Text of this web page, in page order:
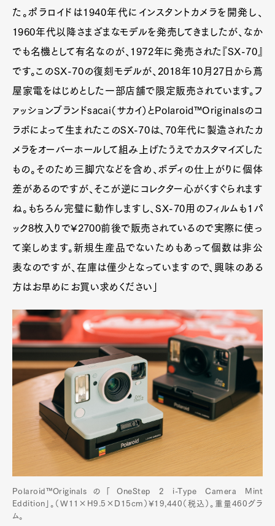
た。ポラロイドは1940年代にインスタントカメラを開発し、
1960年代以降さまざまなモデルを発売してきましたが、なか
でも名機として有名なのが、1972年に発売された『SX-70』
です。このSX-70の復刻モデルが、2018年10月27日から蔦
屋家電をはじめとした一部店舗で限定販売されています。フ
ァッションブランドsacai（サカイ）とPolaroid™Originalsのコ
ラボによって生まれたこのSX-70は、70年代に製造されたカ
メラをオーバーホールして組み上げたうえでカスタマイズした
もの。そのため三脚穴などを含め、ボディの仕上がりに個体
差があるのですが、そこが逆にコレクター心がくすぐられます
ね。もちろん完璧に動作しますし、SX-70用のフィルムも1パ
ック8枚入りで¥2700前後で販売されているので実際に使っ
て楽しめます。新規生産品でないためもあって個数は非公
表なのですが、在庫は僅少となっていますので、興味のある
方はお早めにお買い求めください」
Polaroid™Originalsの「OneStep 2 i-Type Camera Mint
Eddition」。（W11×H9.5×D15cm）¥19,440（税込）。重量460グラ
ム。